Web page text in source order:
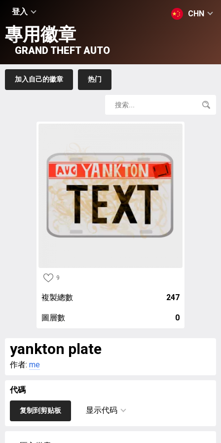
登入 CHN
專用徽章
GRAND THEFT AUTO
加入自己的徽章 热门
9
複製總數 247
圖層數 0
yankton plate
作者: me
代碼
复制到剪贴板 显示代码